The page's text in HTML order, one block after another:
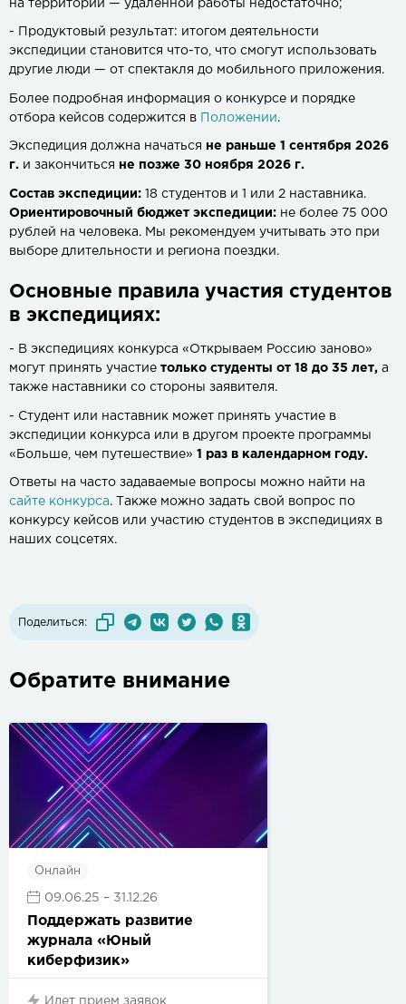
на территории — удаленной работы недостаточно;
- Продуктовый результат: итогом деятельности
экспедиции становится что-то, что смогут использовать
другие люди — от спектакля до мобильного приложения.
Более подробная информация о конкурсе и порядке
отбора кейсов содержится в
Положении.
Экспедиция должна начаться
не раньше 1 сентября 2026
г. и закончиться не позже 30 ноября 2026 г.
Состав экспедиции: 18 студентов и 1 или 2 наставника.
Ориентировочный бюджет экспедиции: не более 75 000
рублей на человека. Мы рекомендуем учитывать это при
выборе длительности и региона поездки.
Основные правила участия студентов
в экспедициях:
- В экспедициях конкурса «Открываем Россию заново»
могут принять участие только студенты от 18 до 35 лет, а
также наставники со стороны заявителя.
- Студент или наставник может принять участие в
экспедиции конкурса или в другом проекте программы
«Больше, чем путешествие» 1 раз в календарном году.
Ответы на часто задаваемые вопросы можно найти на
сайте конкурса. Также можно задать свой вопрос по
конкурсу кейсов или участию студентов в экспедициях в
наших соцсетях.
Поделиться:
Обратите внимание
Онлайн
09.06.25 – 31.12.26
Поддержать развитие
журнала «Юный
киберфизик»
Идет прием заявок